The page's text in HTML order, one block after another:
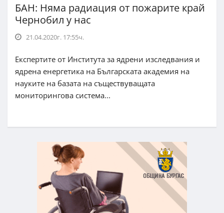
БАН: Няма радиация от пожарите край
Чернобил у нас
21.04.2020г. 17:55ч.
Експертите от Института за ядрени изследвания и
ядрена енергетика на Българската академия на
науките на базата на съществуващата
мониторингова система...